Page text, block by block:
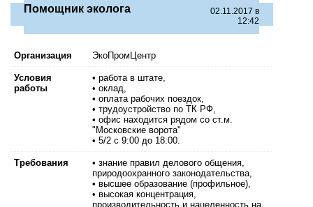
Помощник эколога
02.11.2017 в
12:42
Организация ЭкоПромЦентр
Условия
работы
• работа в штате,
• оклад,
• оплата рабочих поездок,
• трудоустройство по ТК РФ,
• офис находится рядом со ст.м.
"Московские ворота"
• 5/2 с 9:00 до 18:00.
Требования
• знание правил делового общения,
природоохранного законодательства,
• высшее образование (профильное),
• высокая концентрация,
производительность и нацеленность на